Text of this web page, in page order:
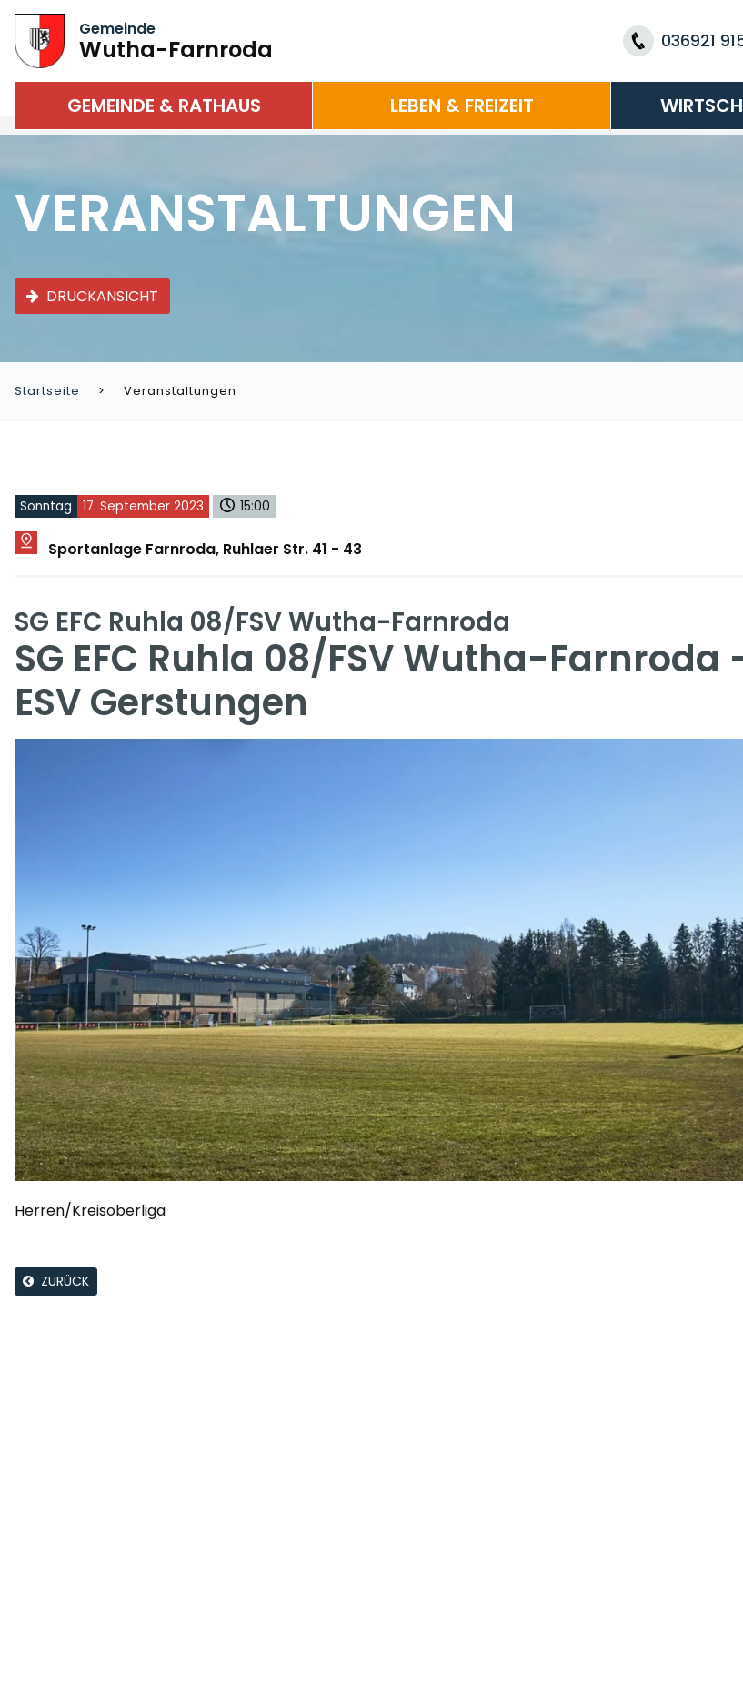
Gemeinde
Wutha-Farnroda 036921
GEMEINDE & RATHAUS LEBEN & FREIZEIT
VERANSTALTUNGEN
DRUCKANSICHT
Startseite Veranstaltungen
Sonntag 17. September 2023 15:00
Sportanlage Farnroda, Ruhlaer Str. 41 - 43
SG EFC Ruhla 08/FSV Wutha-Farnroda
SG EFC Ruhla 08/FSV Wutha-Farnroda
ESV Gerstungen
Herren/Kreisoberliga
ZURÜCK